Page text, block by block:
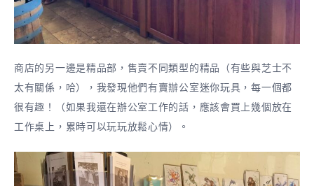
商店的另一邊是精品部，售賣不同類型的精品（有些與芝士不
太有關係，哈），我發現他們有賣辦公室迷你玩具，每一個都
很有趣！（如果我還在辦公室工作的話，應該會買上幾個放在
工作桌上，累時可以玩玩放鬆心情）。